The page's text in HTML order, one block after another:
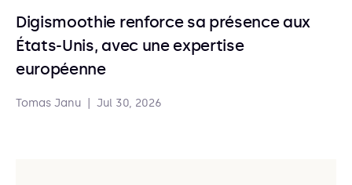
Digismoothie renforce sa présence aux
États-Unis, avec une expertise
européenne
Tomas Janu Jul 30, 2026